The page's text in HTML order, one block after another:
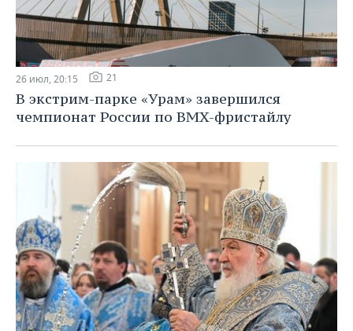
26 июл, 20:15 21
В экстрим-парке «Урам» завершился
чемпионат России по BMX-фристайлу